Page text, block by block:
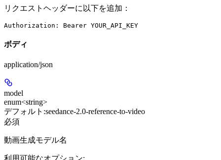
リクエストヘッダーに以下を追加：
Authorization: Bearer YOUR_API_KEY
ボディ
application/json
model
enum<string>
デフォルト:seedance-2.0-reference-to-video
必須
動画生成モデル名